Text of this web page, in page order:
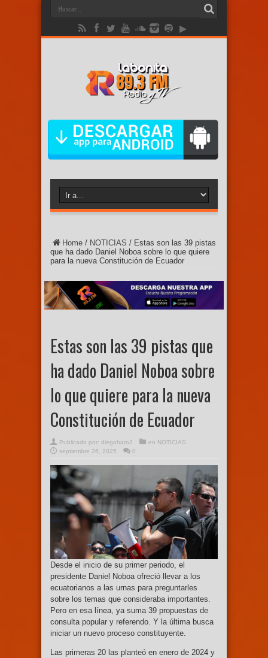
Home / NOTICIAS / Estas son las 39 pistas
que ha dado Daniel Noboa sobre lo que quiere
para la nueva Constitución de Ecuador
Estas son las 39 pistas que
ha dado Daniel Noboa sobre
lo que quiere para la nueva
Constitución de Ecuador
Publicado por: diegoharo2 en NOTICIAS
septiembre 26, 2025
0
Desde el inicio de su primer periodo, el
presidente Daniel Noboa ofreció llevar a los
ecuatorianos a las urnas para preguntarles
sobre los temas que consideraba importantes.
Pero en esa línea, ya suma 39 propuestas de
consulta popular y referendo. Y la última busca
iniciar un nuevo proceso constituyente.
Las primeras 20 las planteó en enero de 2024 y